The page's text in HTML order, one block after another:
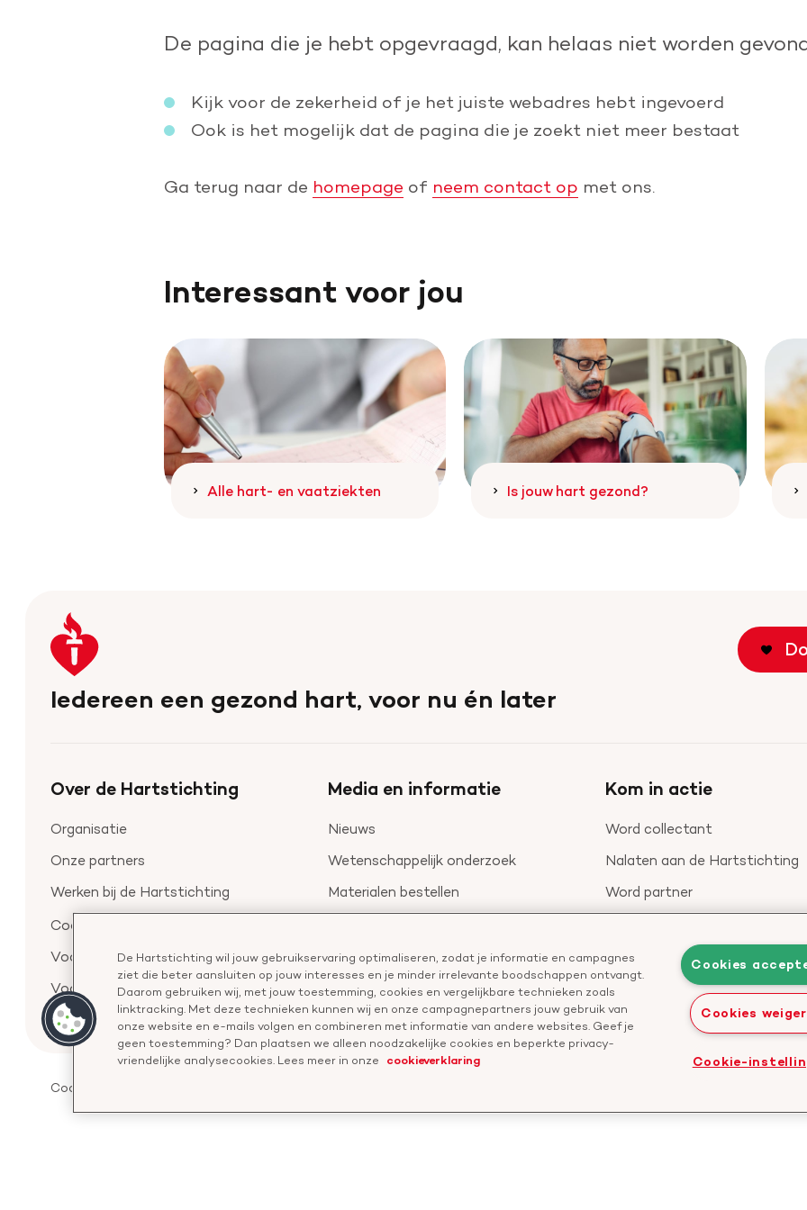
Geef periodiek Word burgerhulpverlener
De pagina die je hebt opgevraagd, kan helaas niet worden
Kijk voor de zekerheid of je het juiste webadres hebt ingevoerd
Ook is het mogelijk dat de pagina die je zoekt niet meer bestaat
Ga terug naar de homepage of neem contact op met ons.
Interessant voor jou
Alle hart- en vaatziekten Is jouw hart gezond?
Keer
terug
naar
de
Iedereen een gezond hart, voor nu én later
Over de Hartstichting
Organisatie
Onze partners
Werken bij de Hartstichting
Cookie-instellingen
Voor de pers
Voor de wetenschappers
Media en informatie
Nieuws
Wetenschappelijk onderzoek
Materialen bestellen
Kom in actie
Word collectant
Nalaten aan de Hartstichting
Word partner
Geef ter nagedachtenis
Start een actie
Cookies
De Hartstichting wil jouw gebruikservaring optimaliseren, zodat je informatie en campagnes
ziet die beter aansluiten op jouw interesses en je minder irrelevante boodschappen ontvangt.
Daarom gebruiken wij, met jouw toestemming, cookies en vergelijkbare technieken zoals
linktracking. Met deze technieken kunnen wij en onze campagnepartners jouw gebruik van
onze website en e-mails volgen en combineren met informatie van andere websites. Geef je
geen toestemming? Dan plaatsen we alleen noodzakelijke cookies en beperkte privacy-
vriendelijke analysecookies. Lees meer in onze
cookieverklaring
Cookies
Cookies
Cookie-